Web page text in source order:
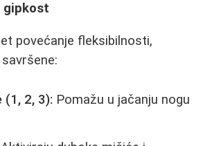
gipkost
povećanje fleksibilnosti,
(1, 2, 3): Pomažu u jačanju nogu